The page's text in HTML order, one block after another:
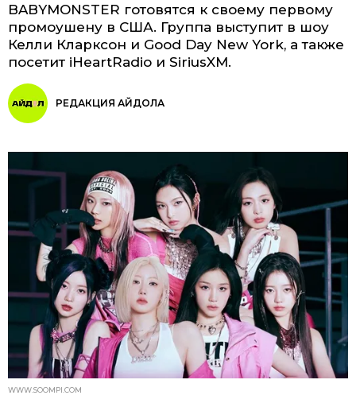
BABYMONSTER готовятся к своему первому
промоушену в США. Группа выступит в шоу
Келли Кларксон и Good Day New York, а также
посетит iHeartRadio и SiriusXM.
РЕДАКЦИЯ АЙДОЛА
WWW.SOOMPI.COM